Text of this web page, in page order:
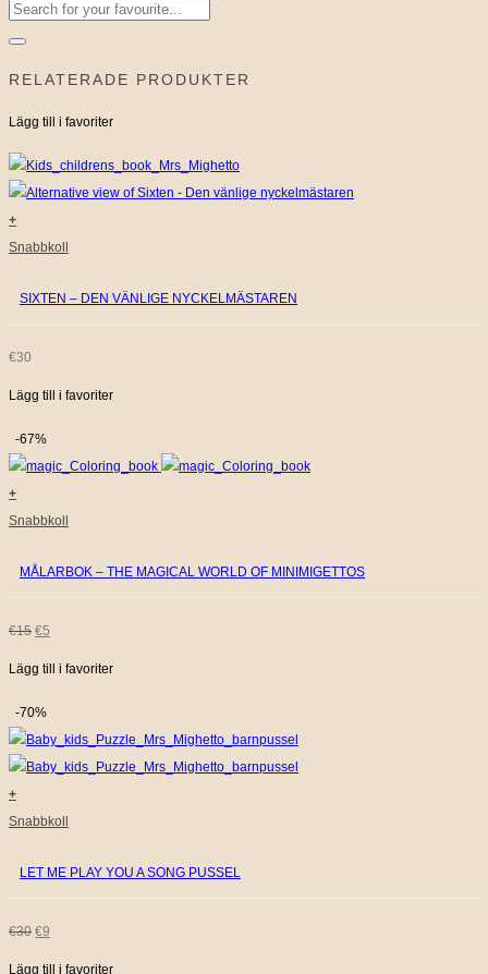
Sök
efter:
RELATERADE PRODUKTER
Lägg till i favoriter
+
Snabbkoll
SIXTEN – DEN VÄNLIGE NYCKELMÄSTAREN
€30
Lägg till i favoriter
-67%
+
Snabbkoll
MÅLARBOK – THE MAGICAL WORLD OF MINIMIGETTOS
€15 DET
URSPRUNGLIGA
PRISET
VAR:
€5
NUVARANDE
ÄR:
Lägg till i favoriter
-70%
+
Snabbkoll
LET ME PLAY YOU A SONG PUSSEL
€30 DET
URSPRUNGLIGA
€9
NUVARANDE
Lägg till i favoriter